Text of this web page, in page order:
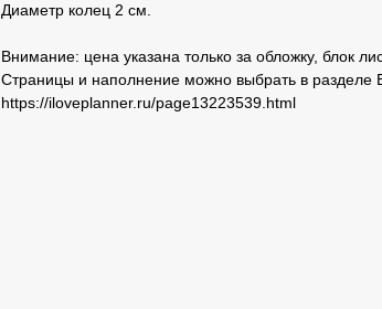
Диаметр колец 2 см.
Внимание: цена указана только за обложку, блок
Страницы и наполнение можно выбрать в разделе
https://iloveplanner.ru/page13223539.html